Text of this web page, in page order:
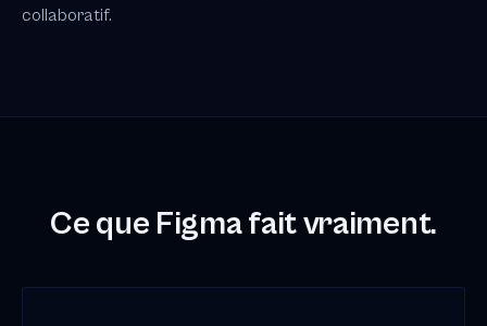
collaboratif.
Ce que Figma fait vraiment.